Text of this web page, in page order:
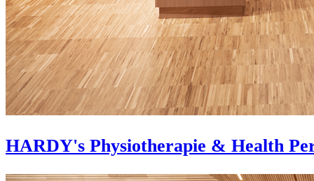
HARDY's Physiotherapie & Health